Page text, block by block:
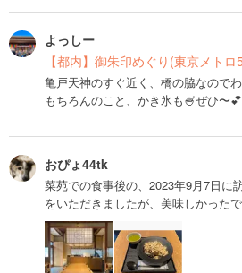
よっしー
【都内】御朱印めぐり(東京メト
亀戸天神のすぐ近く、橋の脇なので
もちろんのこと、かき氷も🍧ぜひ〜💕
おぴょ44tk
菜苑での食事後の、2023年9月7日に
をいただきましたが、美味しかったで